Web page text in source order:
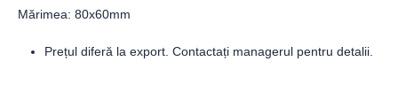
Mărimea: 80x60mm
Prețul diferă la export. Contactați managerul pentru detalii.